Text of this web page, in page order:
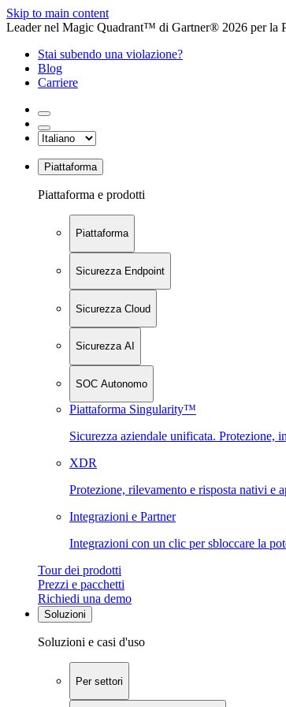
Skip to main content
Leader nel Magic Quadrant™ di Gartner® 2026 per la
Stai subendo una violazione?
Blog
Carriere
Piattaforma
Piattaforma e prodotti
Piattaforma
Sicurezza Endpoint
Sicurezza Cloud
Sicurezza AI
SOC Autonomo
Piattaforma Singularity™
Sicurezza aziendale unificata. Protezione,
XDR
Protezione, rilevamento e risposta nativi e
Integrazioni e Partner
Integrazioni con un clic per sbloccare la
Tour dei prodotti
Prezzi e pacchetti
Richiedi una demo
Soluzioni
Soluzioni e casi d'uso
Per settori